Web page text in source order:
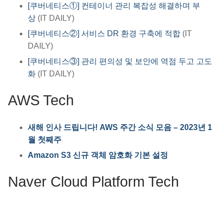
[쿠버네티스①] 컨테이너 관리 복잡성 해결하며 부
상 (IT DAILY)
[쿠버네티스②] 서비스 DR 환경 구축에 적합 (IT
DAILY)
[쿠버네티스③] 관리 편의성 및 보안에 역점 두고 고도
화 (IT DAILY)
AWS Tech
새해 인사 드립니다! AWS 주간 소식 모음 – 2023년 1
월 첫째주
Amazon S3 신규 객체 암호화 기본 설정
Naver Cloud Platform Tech